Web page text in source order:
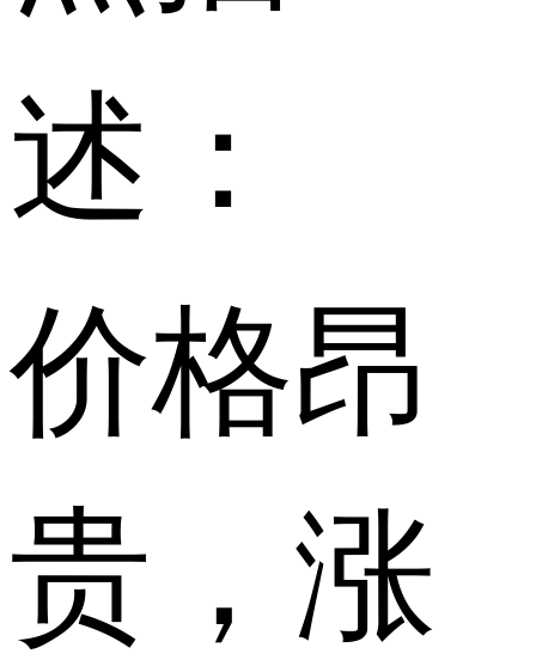
述：
价格昂
贵，涨